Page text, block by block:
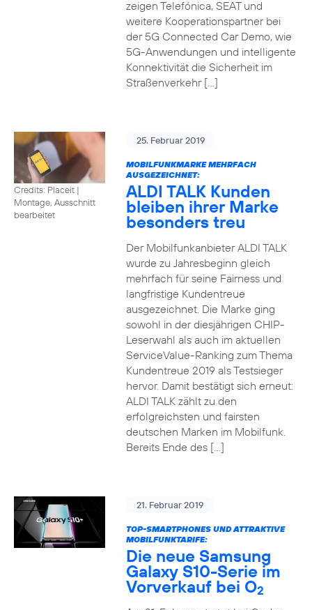
zeigen Telefónica, SEAT und
weitere Kooperationspartner bei
der 5G Connected Car Demo, wie
5G-Anwendungen und intelligente
Konnektivität die Sicherheit im
Straßenverkehr […]
Credits: Placeit |
Montage, Ausschnitt
bearbeitet
25. Februar 2019
MOBILFUNKMARKE MEHRFACH
AUSGEZEICHNET:
ALDI TALK Kunden
bleiben ihrer Marke
besonders treu
Der Mobilfunkanbieter ALDI TALK
wurde zu Jahresbeginn gleich
mehrfach für seine Fairness und
langfristige Kundentreue
ausgezeichnet. Die Marke ging
sowohl in der diesjährigen CHIP-
Leserwahl als auch im aktuellen
ServiceValue-Ranking zum Thema
Kundentreue 2019 als Testsieger
hervor. Damit bestätigt sich erneut:
ALDI TALK zählt zu den
erfolgreichsten und fairsten
deutschen Marken im Mobilfunk.
Bereits Ende des […]
21. Februar 2019
TOP-SMARTPHONES UND ATTRAKTIVE
MOBILFUNKTARIFE:
Die neue Samsung
Galaxy S10-Serie im
Vorverkauf bei O2